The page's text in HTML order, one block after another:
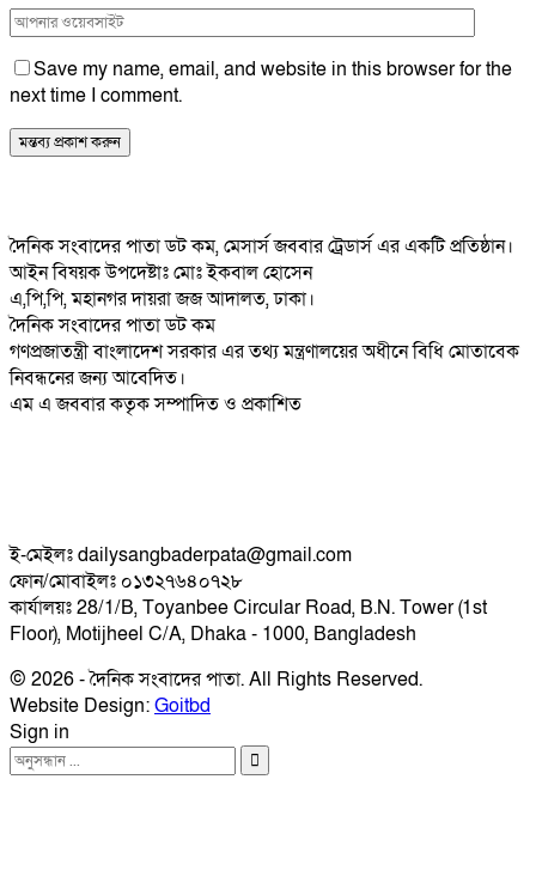
Save my name, email, and website in this browser for the
next time I comment.
দৈনিক সংবাদের পাতা ডট কম, মেসার্স জববার ট্রেডার্স এর একটি প্রতিষ্ঠান।
আইন বিষয়ক উপদেষ্টাঃ মোঃ ইকবাল হোসেন
এ,পি,পি, মহানগর দায়রা জজ আদালত, ঢাকা।
দৈনিক সংবাদের পাতা ডট কম
গণপ্রজাতন্ত্রী বাংলাদেশ সরকার এর তথ্য মন্ত্রণালয়ের অধীনে বিধি মোতাবেক
নিবন্ধনের জন্য আবেদিত।
এম এ জববার কতৃক সম্পাদিত ও প্রকাশিত
ই-মেইলঃ dailysangbaderpata@gmail.com
ফোন/মোবাইলঃ ০১৩২৭৬৪০৭২৮
কার্যালয়ঃ 28/1/B, Toyanbee Circular Road, B.N. Tower (1st
Floor), Motijheel C/A, Dhaka - 1000, Bangladesh
© 2026 - দৈনিক সংবাদের পাতা. All Rights Reserved.
Website Design:Goitbd
Sign in